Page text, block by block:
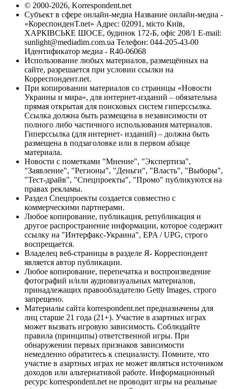
© 2000-2026, Korrespondent.net
Субъект в сфере онлайн-медиа Название онлайн-медиа -
«КореспонденТ.net» Адрес: 02091, місто Київ,
ХАРКІВСЬКЕ ШОСЕ, будинок 172-Б, офіс 208/1 E-mail:
sunlight@mediadim.com.ua Телефон: 044-205-43-00
Идентификатор медиа - R40-06068
Использование любых материалов, размещённых на
сайте, разрешается при условии ссылки на
Корреспондент.net.
При копировании материалов со страницы «Новости
Украины и мира», для интернет-изданий – обязательна
прямая открытая для поисковых систем гиперссылка.
Ссылка должна быть размещена в независимости от
полного либо частичного использования материалов.
Гиперссылка (для интернет- изданий) – должна быть
размещена в подзаголовке или в первом абзаце
материала.
Новости с пометками "Мнение", "Экспертиза",
"Заявление", "Регионы", "Деньги", "Власть", "Выборы",
"Тест-драйв", "Спецпроекты", "Промо" публикуются на
правах рекламы.
Раздел Спецпроекты создается совместно с
коммерческими партнерами.
Любое копирование, публикация, републикация и
другое распространение информации, которое содержит
ссылку на "Интерфакс-Украина", EPA / UPG, строго
воспрещается.
Владелец веб-страницы в разделе Я- Корреспондент
является автор публикации.
Любое копирование, перепечатка и воспроизведение
фотографий и/или аудиовизуальных материалов,
принадлежащих правообладателю Getty Images, строго
запрещено.
Материалы сайта korrespondent.net предназначены для
лиц старше 21 года (21+). Участие в азартных играх
может вызвать игровую зависимость. Соблюдайте
правила (принципы) ответственной игры. При
обнаружении первых признаков зависимости
немедленно обратитесь к специалисту. Помните, что
участие в азартных играх не может являться источником
доходов или альтернативой работе. Информационный
ресурс korrespondent.net не проводит игры на реальные